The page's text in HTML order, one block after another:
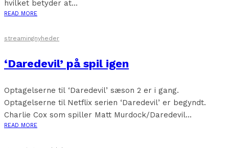
hvilket betyder at...
READ MORE
streamingnyheder
‘Daredevil’ på spil igen
Optagelserne til ‘Daredevil’ sæson 2 er i gang.
Optagelserne til Netflix serien ‘Daredevil’ er begyndt.
Charlie Cox som spiller Matt Murdock/Daredevil...
READ MORE